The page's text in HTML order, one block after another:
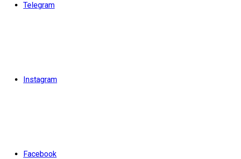
Telegram
Instagram
Facebook